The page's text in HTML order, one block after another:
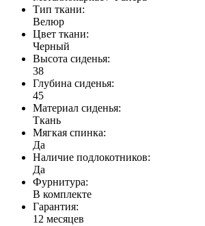
Тип ткани:
Велюр
Цвет ткани:
Черный
Высота сиденья:
38
Глубина сиденья:
45
Материал сиденья:
Ткань
Мягкая спинка:
Да
Наличие подлокотников:
Да
Фурнитура:
В комплекте
Гарантия:
12 месяцев